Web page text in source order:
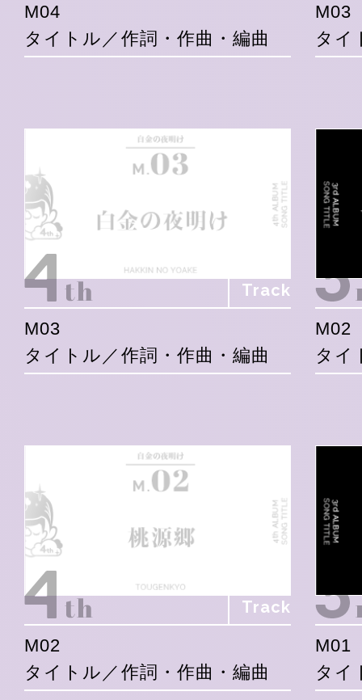
M04
タイトル／作詞・作曲・編曲
M03
タイ
Track
M03
タイトル／作詞・作曲・編曲
M02
タイ
Track
M02
タイトル／作詞・作曲・編曲
M01
タイ